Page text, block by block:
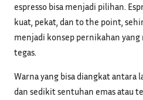
espresso bisa menjadi pilihan.
kuat, pekat, dan to the point,
menjadi konsep pernikahan
tegas.
Warna yang bisa diangkat antara
dan sedikit sentuhan emas atau